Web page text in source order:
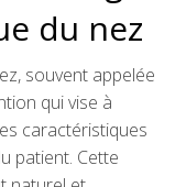
du nez
souvent appelée
qui vise à
caractéristiques
patient. Cette